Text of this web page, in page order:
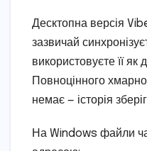
Десктопна версія
зазвичай
використовуєте її як
Повноцінного
немає — історія
На Windows файли